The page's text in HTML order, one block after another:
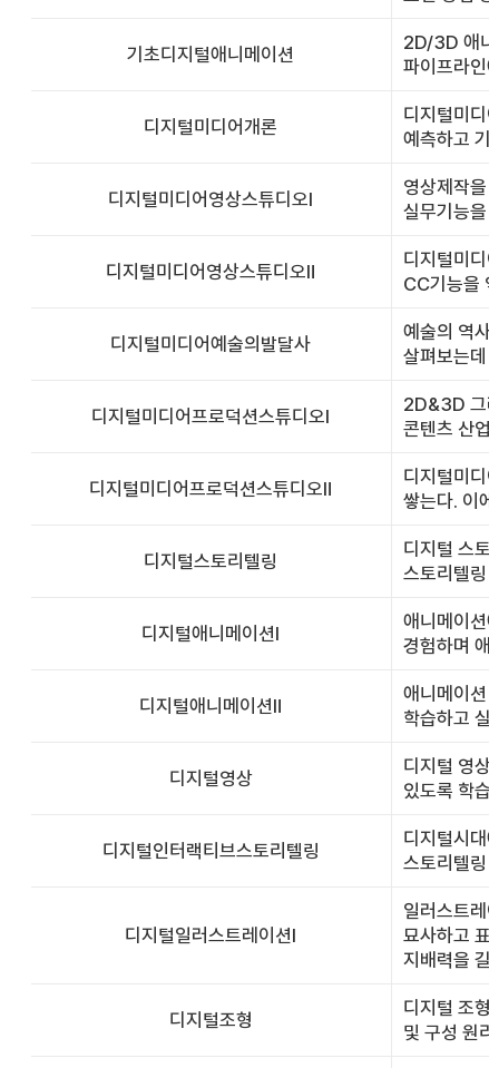
기초디지털애니메이션
2D/3D 애
파이프라
디지털미디어개론
디지털미
예측하고
디지털미디어영상스튜디오Ⅰ
영상제작
실무기능
디지털미디어영상스튜디오Ⅱ
디지털미
CC기능을
디지털미디어예술의발달사
예술의 역
살펴보는
디지털미디어프로덕션스튜디오Ⅰ
2D&3D 그
콘텐츠 산
디지털미디어프로덕션스튜디오Ⅱ
디지털미
쌓는다. 이
디지털스토리텔링
디지털 스
스토리텔
디지털애니메이션Ⅰ
애니메이
경험하며
디지털애니메이션Ⅱ
애니메이
학습하고
디지털영상
디지털 영
있도록 학
디지털인터랙티브스토리텔링
디지털시
스토리텔
디지털일러스트레이션Ⅰ
일러스트
묘사하고
지배력을
디지털조형
디지털 조
및 구성 원